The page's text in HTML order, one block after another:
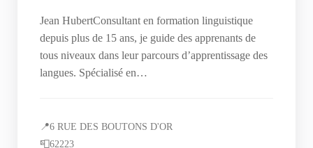
Jean HubertConsultant en formation linguistique
depuis plus de 15 ans, je guide des apprenants de
tous niveaux dans leur parcours d’apprentissage des
langues. Spécialisé en…
📍6 RUE DES BOUTONS D'OR
📮62223